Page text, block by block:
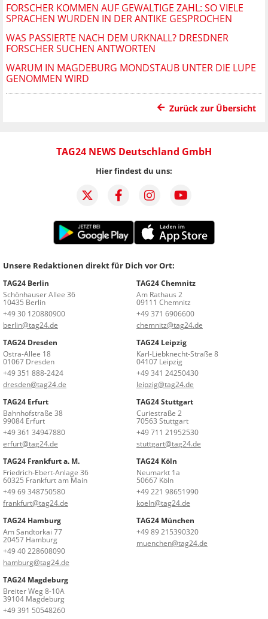
FORSCHER KOMMEN AUF GEWALTIGE ZAHL: SO VIELE
SPRACHEN WURDEN IN DER ANTIKE GESPROCHEN
WAS PASSIERTE NACH DEM URKNALL? DRESDNER
FORSCHER SUCHEN ANTWORTEN
WARUM IN MAGDEBURG MONDSTAUB UNTER DIE LUPE
GENOMMEN WIRD
Zurück zur Übersicht
TAG24 NEWS Deutschland GmbH
Hier findest du uns:
Unsere Redaktionen direkt für Dich vor Ort:
TAG24 Berlin
Schönhauser Allee 36
10435 Berlin
+49 30 120880900
berlin@tag24.de
TAG24 Chemnitz
Am Rathaus 2
09111 Chemnitz
+49 371 6906600
chemnitz@tag24.de
TAG24 Dresden
Ostra-Allee 18
01067 Dresden
+49 351 888-2424
dresden@tag24.de
TAG24 Leipzig
Karl-Liebknecht-Straße 8
04107 Leipzig
+49 341 24250430
leipzig@tag24.de
TAG24 Erfurt
Bahnhofstraße 38
99084 Erfurt
+49 361 34947880
erfurt@tag24.de
TAG24 Stuttgart
Curiestraße 2
70563 Stuttgart
+49 711 21952530
stuttgart@tag24.de
TAG24 Frankfurt a. M.
Friedrich-Ebert-Anlage 36
60325 Frankfurt am Main
+49 69 348750580
frankfurt@tag24.de
TAG24 Köln
Neumarkt 1a
50667 Köln
+49 221 98651990
koeln@tag24.de
TAG24 Hamburg
Am Sandtorkai 77
20457 Hamburg
+49 40 228608090
hamburg@tag24.de
TAG24 München
+49 89 215390320
muenchen@tag24.de
TAG24 Magdeburg
Breiter Weg 8-10A
39104 Magdeburg
+49 391 50548260